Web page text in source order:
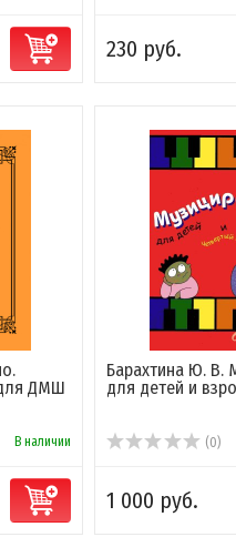
230 руб.
ДМШ
В наличии
Барахтина Ю. В.
для детей и
(0)
1 000 руб.